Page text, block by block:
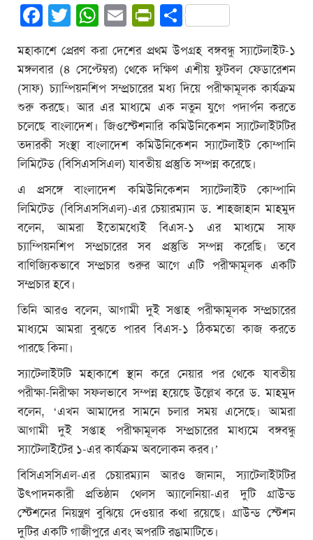
Facebook
Twitter
WhatsApp
EmailPrintFriendly
Share
মহাকাশে প্রেরণ করা দেশের প্রথম উপগ্রহ বঙ্গবন্ধু স্যাটেলাইট-১
মঙ্গলবার (৪ সেপ্টেম্বর) থেকে দক্ষিণ এশীয় ফুটবল ফেডারেশন
(সাফ) চ্যাম্পিয়নশিপ সম্প্রচারের মধ্য দিয়ে পরীক্ষামূলক কার্যক্রম
শুরু করছে। আর এর মাধ্যমে এক নতুন যুগে পদার্পন করতে
চলেছে বাংলাদেশ। জিওস্টেশনারি কমিউনিকেশন স্যাটেলাইটটির
তদারকী সংস্থা বাংলাদেশ কমিউনিকেশন স্যাটেলাইট কোম্পানি
লিমিটেড (বিসিএসসিএল) যাবতীয় প্রস্তুতি সম্পন্ন করেছে।
এ প্রসঙ্গে বাংলাদেশ কমিউনিকেশন স্যাটেলাইট কোম্পানি
লিমিটেড (বিসিএসসিএল)-এর চেয়ারম্যান ড. শাহজাহান মাহমুদ
বলেন, আমরা ইতোমধ্যেই বিএস-১ এর মাধ্যমে সাফ
চ্যাম্পিয়নশিপ সম্প্রচারের সব প্রস্তুতি সম্পন্ন করেছি। তবে
বাণিজ্যিকভাবে সম্প্রচার শুরুর আগে এটি পরীক্ষামূলক একটি
সম্প্রচার হবে।
তিনি আরও বলেন, আগামী দুই সপ্তাহ পরীক্ষামূলক সম্প্রচারের
মাধ্যমে আমরা বুঝতে পারব বিএস-১ ঠিকমতো কাজ করতে
পারছে কিনা।
স্যাটেলাইটটি মহাকাশে স্থান করে নেয়ার পর থেকে যাবতীয়
পরীক্ষা-নিরীক্ষা সফলভাবে সম্পন্ন হয়েছে উল্লেখ করে ড. মাহমুদ
বলেন, ‘এখন আমাদের সামনে চলার সময় এসেছে। আমরা
আগামী দুই সপ্তাহ পরীক্ষামূলক সম্প্রচারের মাধ্যমে বঙ্গবন্ধু
স্যাটেলাইটের ১-এর কার্যক্রম অবলোকন করব।’
বিসিএসসিএল-এর চেয়ারম্যান আরও জানান, স্যাটেলাইটটির
উৎপাদনকারী প্রতিষ্ঠান থেলস অ্যালেনিয়া-এর দুটি গ্রাউন্ড
স্টেশনের নিয়ন্ত্রণ বুঝিয়ে দেওয়ার কথা রয়েছে। গ্রাউন্ড স্টেশন
দুটির একটি গাজীপুরে এবং অপরটি রঙামাটিতে।